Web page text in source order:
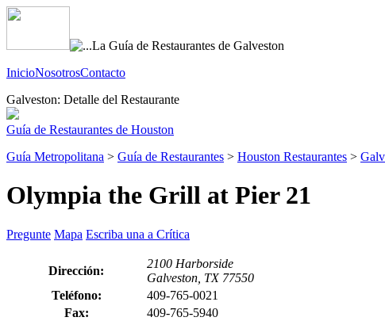
InicioNosotrosContacto
Galveston: Detalle del Restaurante
Guía de Restaurantes de Houston
Guía Metropolitana > Guía de Restaurantes > Houston Restaurantes >
Olympia the Grill at Pier 21
Pregunte Mapa Escriba una a Crítica
Dirección:
2100 Harborside
Galveston, TX 77550
Teléfono:
409-765-0021
Fax:
409-765-5940